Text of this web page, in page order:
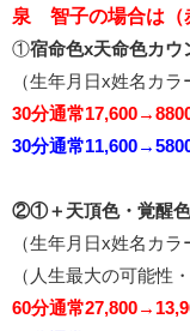
泉 智子の場合は（
①宿命色x天命色カウ
（生年月日x姓名カラ
30分通常
30分通常
②①＋天頂色・覚醒色
（生年月日x姓名カ
（人生最大の可能性
60分通常